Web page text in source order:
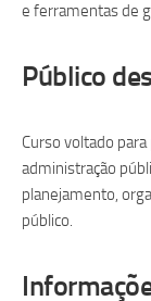
e ferramentas de
Público
Curso voltado
administração
planejamento,
público.